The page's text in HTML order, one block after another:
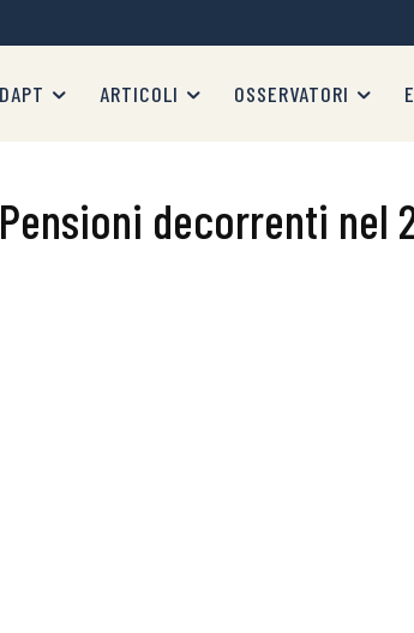
ARTICOLI OSSERVATORI
decorrenti nel